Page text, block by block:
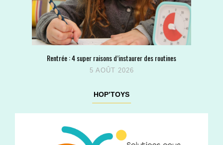
Rentrée : 4 super raisons d’instaurer des routines
5 AOÛT 2026
HOP’TOYS